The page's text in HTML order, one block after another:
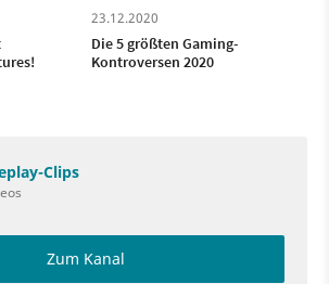
23.12.2020
Die 5 größten Gaming-
Kontroversen 2020
Clips
Zum Kanal